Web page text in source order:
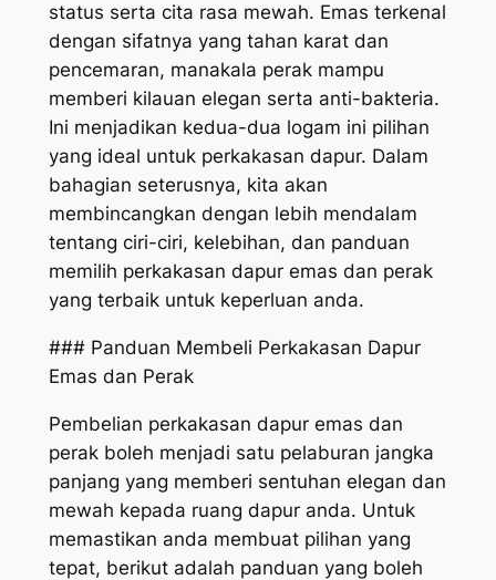
status serta cita rasa mewah. Emas terkenal
dengan sifatnya yang tahan karat dan
pencemaran, manakala perak mampu
memberi kilauan elegan serta anti-bakteria.
Ini menjadikan kedua-dua logam ini pilihan
yang ideal untuk perkakasan dapur. Dalam
bahagian seterusnya, kita akan
membincangkan dengan lebih mendalam
tentang ciri-ciri, kelebihan, dan panduan
memilih perkakasan dapur emas dan perak
yang terbaik untuk keperluan anda.
### Panduan Membeli Perkakasan Dapur
Emas dan Perak
Pembelian perkakasan dapur emas dan
perak boleh menjadi satu pelaburan jangka
panjang yang memberi sentuhan elegan dan
mewah kepada ruang dapur anda. Untuk
memastikan anda membuat pilihan yang
tepat, berikut adalah panduan yang boleh